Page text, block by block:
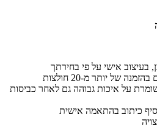
בעיצוב אישי על פי בחירתך
של יותר מ-20 חולצות
על איכות גבוהה גם לאחר כביסות
כיתוב בהתאמה אישית